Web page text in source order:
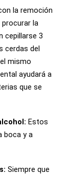
la remoción
procurar la
cepillarse 3
cerdas del
mismo
ayudará a
que se
Estos
boca y a
Siempre que